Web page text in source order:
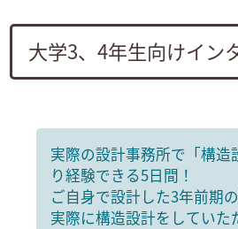
大学3、4年生向けイン
実際の設計事務所で「構造
り経験できる5日間！
ご自身で設計した3年前期の
実際に構造設計をしていた